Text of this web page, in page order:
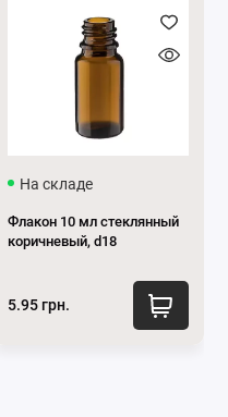
На складе
Флакон 10 мл стеклянный
коричневый, d18
5.95 грн.